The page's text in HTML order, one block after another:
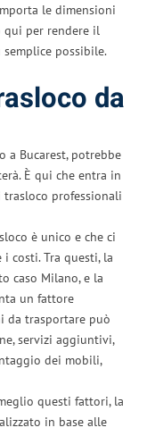
le dimensioni
qui per rendere il
possibile.
da
a Bucarest, potrebbe
È qui che entra in
professionali
è unico e che ci
costi. Tra questi, la
caso Milano, e la
un fattore
da trasportare può
servizi aggiuntivi,
dei mobili,
questi fattori, la
in base alle